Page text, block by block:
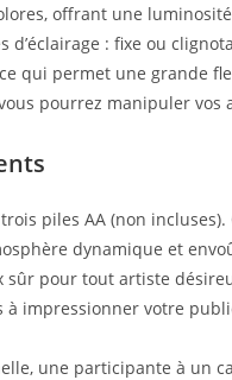
offrant une
: fixe ou
qui permet une grande
pourrez manipuler vos
piles AA (non
dynamique et
sûr pour tout artiste
à impressionner votre
une participante à un